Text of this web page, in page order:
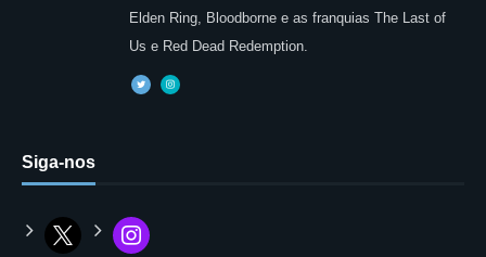
Elden Ring, Bloodborne e as franquias The Last of
Us e Red Dead Redemption.
Siga-nos